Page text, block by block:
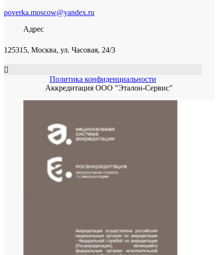
poverka.moscow@yandex.ru
Адрес
125315, Москва, ул. Часовая, 24/3
Политика конфиденциальности
Аккредитация ООО "Эталон-Сервис"